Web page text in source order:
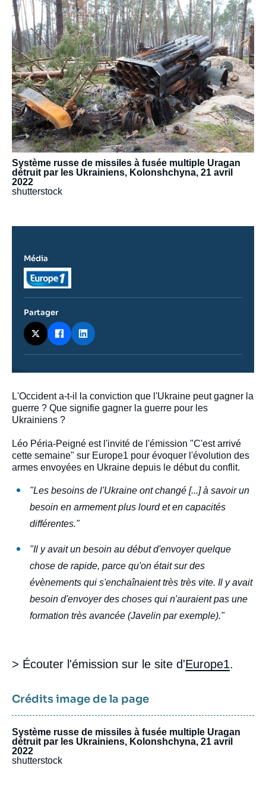
principale
médiatique
Système russe de missiles à fusée multiple Uragan
détruit par les Ukrainiens, Kolonshchyna, 21 avril
2022
shutterstock
Contenu
intervention
médiatique
L'Occident a-t-il la conviction que l'Ukraine peut gagner la
guerre ? Que signifie gagner la guerre pour les
Ukrainiens ?
Léo Péria-Peigné est l'invité de l'émission "C'est arrivé
cette semaine" sur Europe1 pour évoquer l'évolution des
armes envoyées en Ukraine depuis le début du conflit.
"Les besoins de l'Ukraine ont changé [...] à savoir un
besoin en armement plus lourd et en capacités
différentes."
"Il y avait un besoin au début d'envoyer quelque
chose de rapide, parce qu'on était sur des
évènements qui s'enchaînaient très très vite. Il y avait
besoin d'envoyer des choses qui n'auraient pas une
formation très avancée (Javelin par exemple)."
> Écouter l'émission sur le site d'Europe1.
Média
Logo
Partager
Crédits image de la page
Système russe de missiles à fusée multiple Uragan
détruit par les Ukrainiens, Kolonshchyna, 21 avril
2022
shutterstock